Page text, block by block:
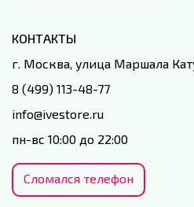
КОНТАКТЫ
г. Москва, улица Маршала
8 (499) 113-48-77
info@ivestore.ru
пн-вс 10:00 до 22:00
Сломался телефон